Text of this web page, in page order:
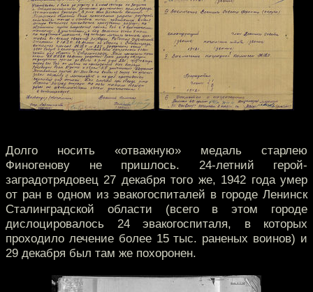
Долго носить «отважную» медаль старлею
Финогенову не пришлось. 24-летний герой-
заградотрядовец 27 декабря того же, 1942 года умер
от ран в одном из эвакогоспиталей в городе Ленинск
Сталинградской области (всего в этом городе
дислоцировалось 24 эвакогоспиталя, в которых
проходило лечение более 15 тыс. раненых воинов) и
29 декабря был там же похоронен.